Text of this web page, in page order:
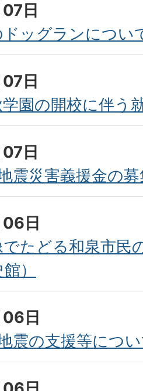
日
ッグランについ
日
園の開校に伴う
日
震災害義援金の
日
でたどる和泉市
）
日
震の支援等につ